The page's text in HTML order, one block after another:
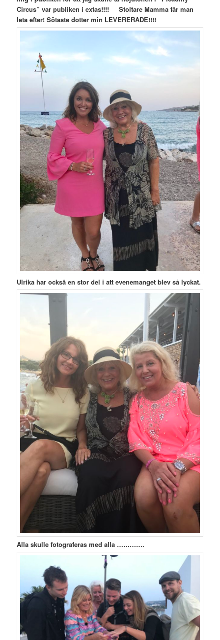
Circus” var publiken i extas!!!! Stoltare Mamma får man
leta efter! Sötaste dotter min LEVERERADE!!!!
Ulrika har också en stor del i att evenemanget blev så lyckat.
Alla skulle fotograferas med alla ………….